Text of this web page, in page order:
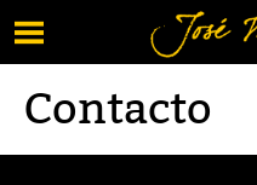
Vuelve al contenido
Contacto